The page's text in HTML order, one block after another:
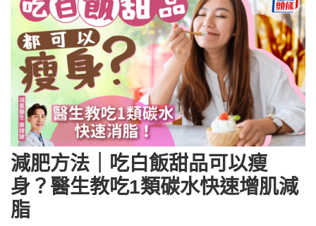
減肥方法｜吃白飯甜品可以瘦
身？醫生教吃1類碳水快速增肌減
脂